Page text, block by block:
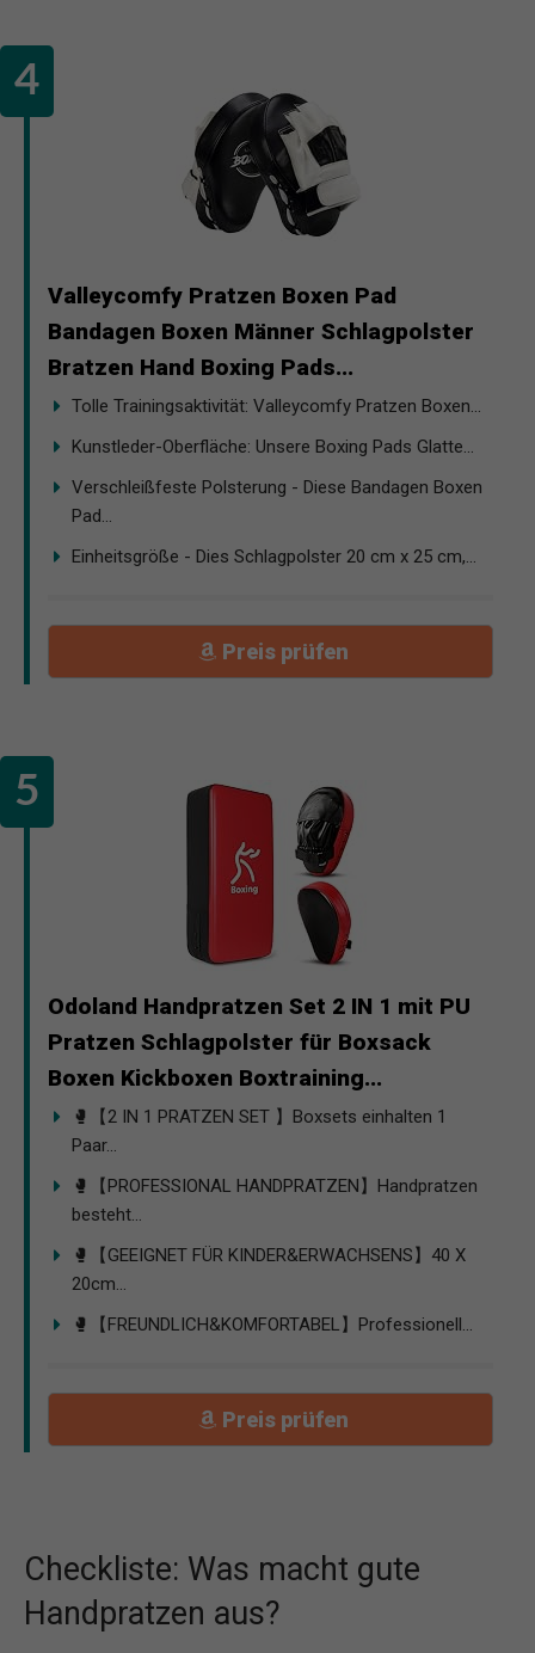
Valleycomfy Pratzen Boxen Pad
Bandagen Boxen Männer Schlagpolster
Bratzen Hand Boxing Pads...
Tolle Trainingsaktivität: Valleycomfy Pratzen Boxen...
Kunstleder-Oberfläche: Unsere Boxing Pads Glatte...
Verschleißfeste Polsterung - Diese Bandagen Boxen
Pad...
Einheitsgröße - Dies Schlagpolster 20 cm x 25 cm,...
Preis prüfen
Odoland Handpratzen Set 2 IN 1 mit PU
Pratzen Schlagpolster für Boxsack
Boxen Kickboxen Boxtraining...
🥊【2 IN 1 PRATZEN SET 】Boxsets einhalten 1
Paar...
🥊【PROFESSIONAL HANDPRATZEN】Handpratzen
besteht...
🥊【GEEIGNET FÜR KINDER&ERWACHSENS】40 X
20cm...
🥊【FREUNDLICH&KOMFORTABEL】Professionell...
Preis prüfen
Checkliste: Was macht gute
Handpratzen aus?